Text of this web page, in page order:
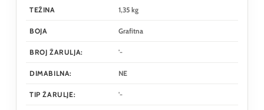
TEŽINA 1,35 kg
BOJA Grafitna
BROJ ŽARULJA: '-
DIMABILNA: NE
TIP ŽARULJE: '-